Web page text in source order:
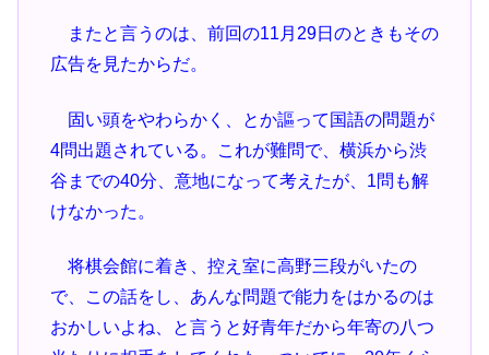
またと言うのは、前回の11月29日のときもその
広告を見たからだ。
固い頭をやわらかく、とか謳って国語の問題が
4問出題されている。これが難問で、横浜から渋
谷までの40分、意地になって考えたが、1問も解
けなかった。
将棋会館に着き、控え室に高野三段がいたの
で、この話をし、あんな問題で能力をはかるのは
おかしいよね、と言うと好青年だから年寄の八つ